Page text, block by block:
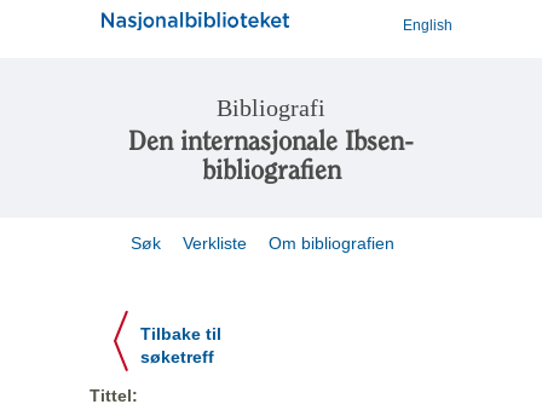
English
Bibliografi
Den internasjonale Ibsen-
bibliografien
Søk Verkliste Om bibliografien
Tilbake til
søketreff
Tittel: